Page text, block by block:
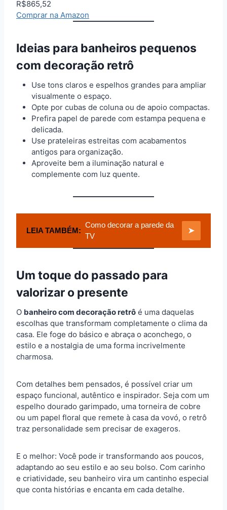
R$865,52
Comprar na Amazon
Ideias para banheiros pequenos
com decoração retrô
Use tons claros e espelhos grandes para ampliar
visualmente o espaço.
Opte por cubas de coluna ou de apoio compactas.
Prefira papel de parede com estampa pequena e
delicada.
Use prateleiras estreitas com acabamentos
antigos para organização.
Aproveite bem a iluminação natural e
complemente com luz quente.
LEIA TAMBÉM:
Como decorar a parede da
TV
➤
Um toque do passado para
valorizar o presente
O banheiro com decoração retrô é uma daquelas
escolhas que transformam completamente o clima da
casa. Ele foge do básico e abraça o aconchego, o
estilo e a nostalgia de uma forma incrivelmente
charmosa.
Com detalhes bem pensados, é possível criar um
espaço funcional, autêntico e inspirador. Seja com um
espelho dourado garimpado, uma torneira de cobre
ou um papel floral que remete à casa da vovó, o retrô
traz personalidade sem precisar de exageros.
E o melhor: Você pode ir transformando aos poucos,
adaptando ao seu estilo e ao seu bolso. Com carinho
e criatividade, seu banheiro vira um cantinho especial
que conta histórias e encanta em cada detalhe.